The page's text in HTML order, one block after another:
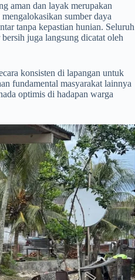
aman dan layak merupakan
sumber daya
tanpa kepastian hunian. Seluruh
juga langsung dicatat oleh
konsisten di lapangan untuk
fundamental masyarakat lainnya
optimis di hadapan warga